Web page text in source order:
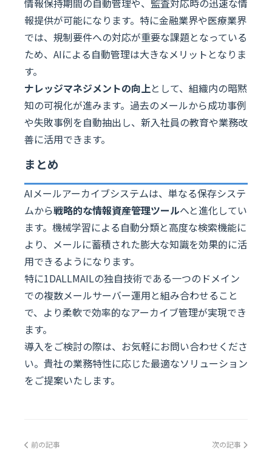
情報保持期間の自動管理や、監査対応時の迅速な情
報提供が可能になります。特に金融業界や医療業界
では、規制要件への対応が重要な課題となっている
ため、AIによる自動管理は大きなメリットとなりま
す。
ナレッジマネジメントの向上として、組織内の暗黙
知の可視化が進みます。過去のメールから成功事例
や失敗事例を自動抽出し、新入社員の教育や業務改
善に活用できます。
まとめ
AIメールアーカイブシステムは、単なる保存システ
ムから戦略的な情報資産管理ツールへと進化してい
ます。機械学習による自動分類と高度な検索機能に
より、メールに蓄積された膨大な知識を効果的に活
用できるようになります。
特に1DALLMAILの独自技術である一つのドメイン
での複数メールサーバー運用と組み合わせること
で、より柔軟で効率的なアーカイブ管理が実現でき
ます。
導入をご検討の際は、お気軽にお問い合わせくださ
い。貴社の業務特性に応じた最適なソリューション
をご提案いたします。
前の記事 次の記事